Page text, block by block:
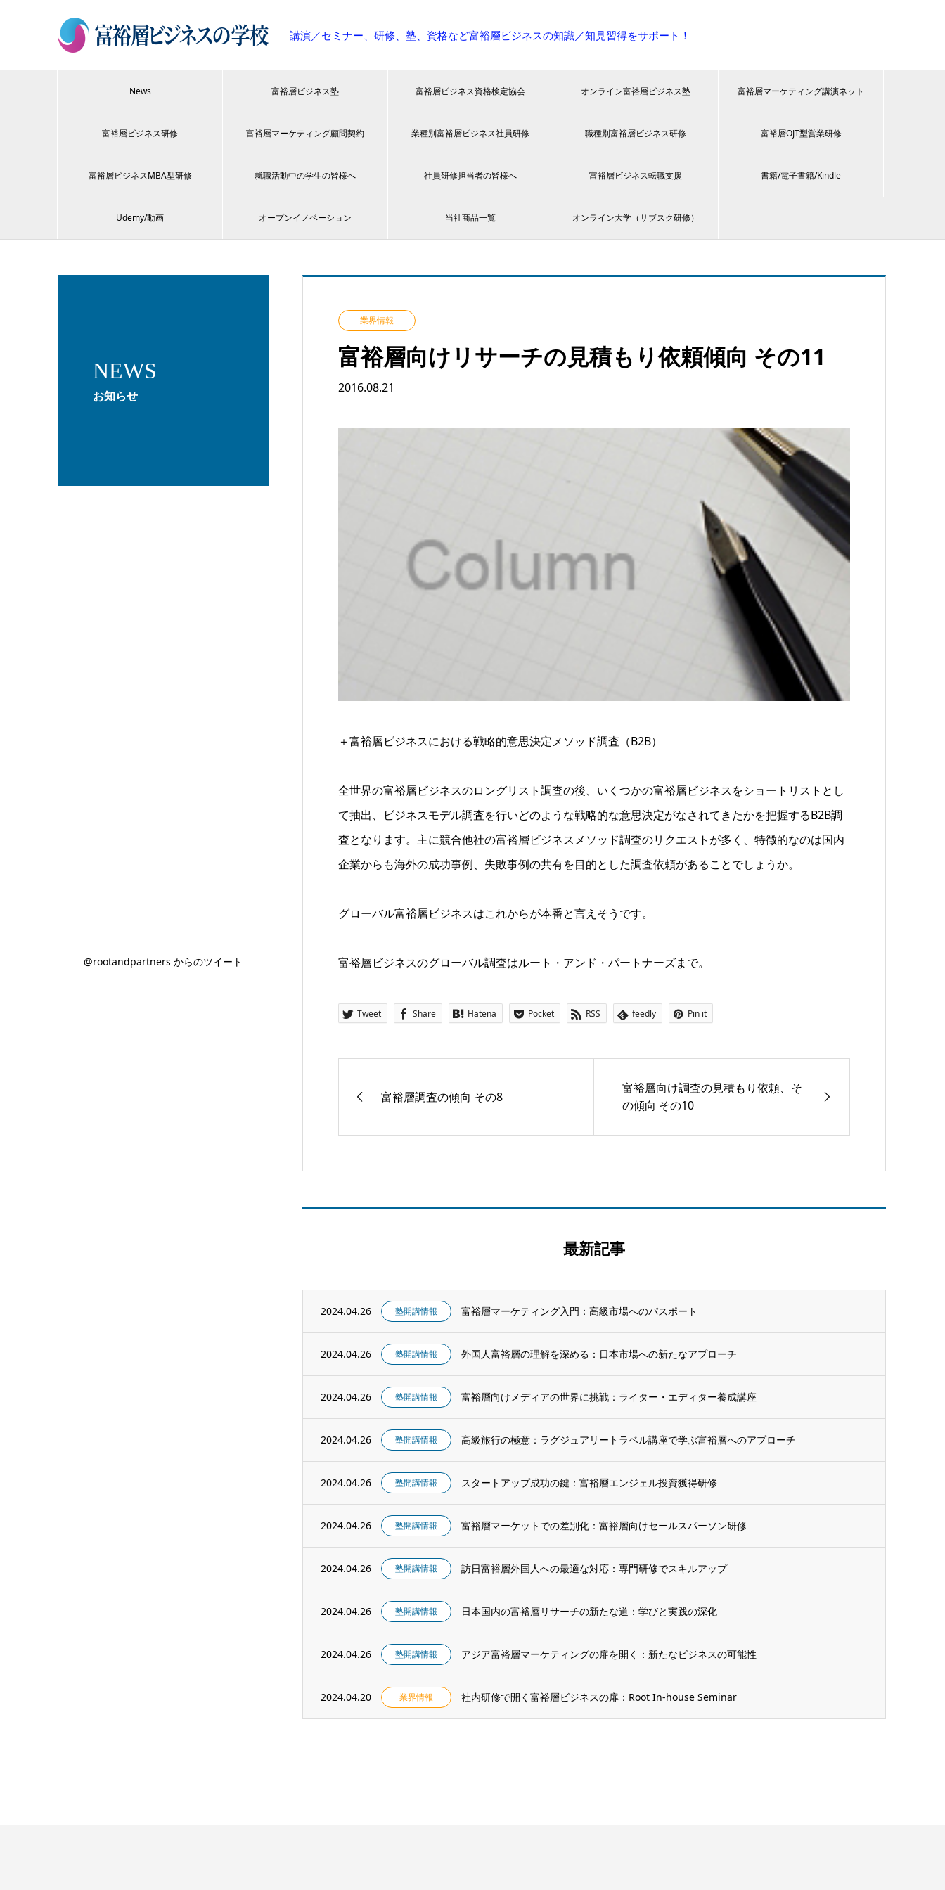
講演／セミナー、研修、塾、資格など富裕層ビジネスの知識／知見習得をサポート！
News 富裕層ビジネス塾 富裕層ビジネス資格検定協会 オンライン富裕層ビジネス塾 富裕層マーケティング講演ネット
富裕層ビジネス研修 富裕層マーケティング顧問契約 業種別富裕層ビジネス社員研修 職種別富裕層ビジネス研修 富裕層OJT型営業研修
富裕層ビジネスMBA型研修 就職活動中の学生の皆様へ 社員研修担当者の皆様へ 富裕層ビジネス転職支援 書籍/電子書籍/Kindle
Udemy/動画 オープンイノベーション 当社商品一覧 オンライン大学（サブスク研修）
NEWS
お知らせ
業界情報
富裕層向けリサーチの見積もり依頼傾向 その11
2016.08.21
＋富裕層ビジネスにおける戦略的意思決定メソッド調査（B2B）
全世界の富裕層ビジネスのロングリスト調査の後、いくつかの富裕層ビジネスをショートリストとし
て抽出、ビジネスモデル調査を行いどのような戦略的な意思決定がなされてきたかを把握するB2B調
査となります。主に競合他社の富裕層ビジネスメソッド調査のリクエストが多く、特徴的なのは国内
企業からも海外の成功事例、失敗事例の共有を目的とした調査依頼があることでしょうか。
グローバル富裕層ビジネスはこれからが本番と言えそうです。
富裕層ビジネスのグローバル調査はルート・アンド・パートナーズまで。
Tweet Share Hatena Pocket RSS feedly Pin it
富裕層調査の傾向 その8
富裕層向け調査の見積もり依頼、そ
の傾向 その10
最新記事
2024.04.26 塾開講情報 富裕層マーケティング入門：高級市場へのパスポート
2024.04.26 塾開講情報 外国人富裕層の理解を深める：日本市場への新たなアプローチ
2024.04.26 塾開講情報 富裕層向けメディアの世界に挑戦：ライター・エディター養成講座
2024.04.26 塾開講情報 高級旅行の極意：ラグジュアリートラベル講座で学ぶ富裕層へのアプローチ
2024.04.26 塾開講情報 スタートアップ成功の鍵：富裕層エンジェル投資獲得研修
2024.04.26 塾開講情報 富裕層マーケットでの差別化：富裕層向けセールスパーソン研修
2024.04.26 塾開講情報 訪日富裕層外国人への最適な対応：専門研修でスキルアップ
2024.04.26 塾開講情報 日本国内の富裕層リサーチの新たな道：学びと実践の深化
2024.04.26 塾開講情報 アジア富裕層マーケティングの扉を開く：新たなビジネスの可能性
2024.04.20 業界情報 社内研修で開く富裕層ビジネスの扉：Root In-house Seminar
@rootandpartners からのツイート